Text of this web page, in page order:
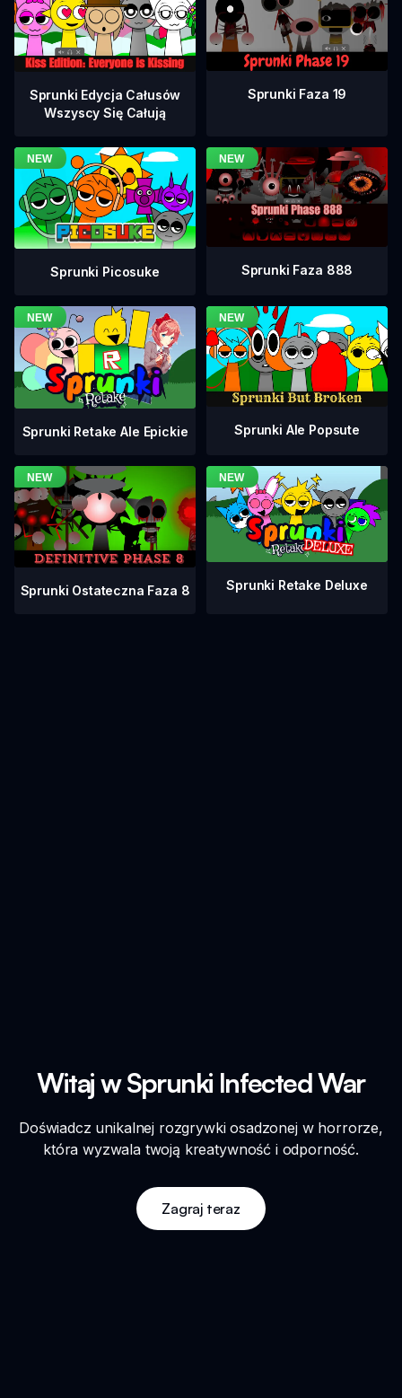
Sprunki Edycja Całusów
Wszyscy Się Całują
Sprunki Faza 19
Sprunki Picosuke Sprunki Faza 888
Sprunki Retake Ale Epickie Sprunki Ale Popsute
Sprunki Ostateczna Faza 8 Sprunki Retake Deluxe
Witaj w Sprunki Infected War
Doświadcz unikalnej rozgrywki osadzonej w horrorze,
która wyzwala twoją kreatywność i odporność.
Zagraj teraz